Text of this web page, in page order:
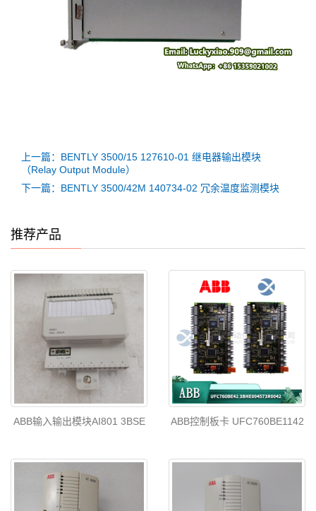
上一篇：BENTLY 3500/15 127610-01 继电器输出模块
（Relay Output Module）
下一篇：BENTLY 3500/42M 140734-02 冗余温度监测模块
推荐产品
ABB输入输出模块AI801 3BSE ABB控制板卡 UFC760BE1142